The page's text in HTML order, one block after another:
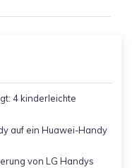
4 kinderleichte
auf ein Huawei-Handy
von LG Handys